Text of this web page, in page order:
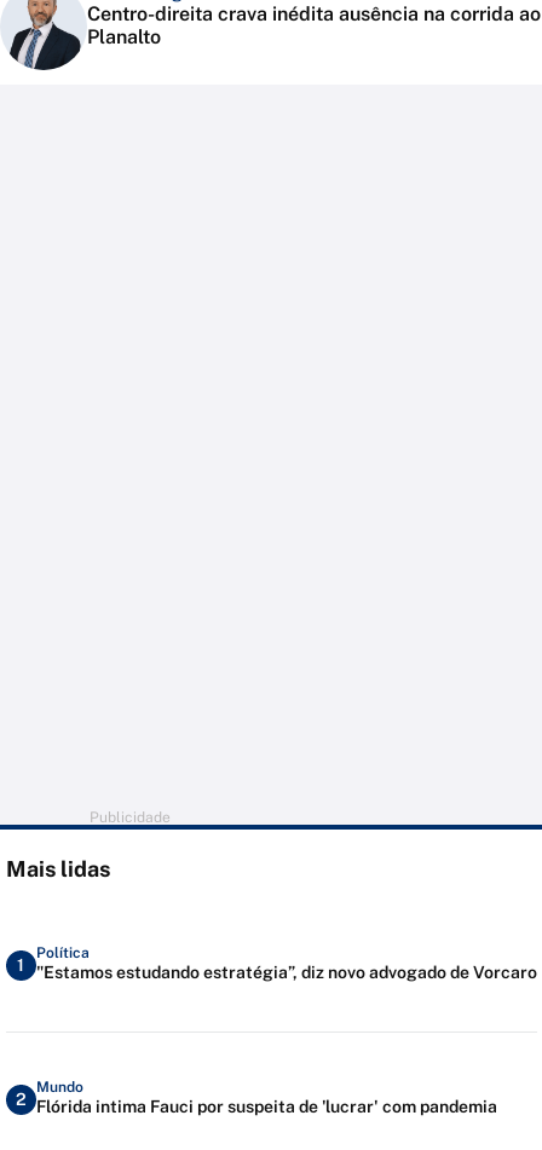
Centro-direita crava inédita ausência na corrida ao
Planalto
Publicidade
Mais lidas
1
Política
"Estamos estudando estratégia”, diz novo advogado de Vorcaro
2
Mundo
Flórida intima Fauci por suspeita de 'lucrar' com pandemia